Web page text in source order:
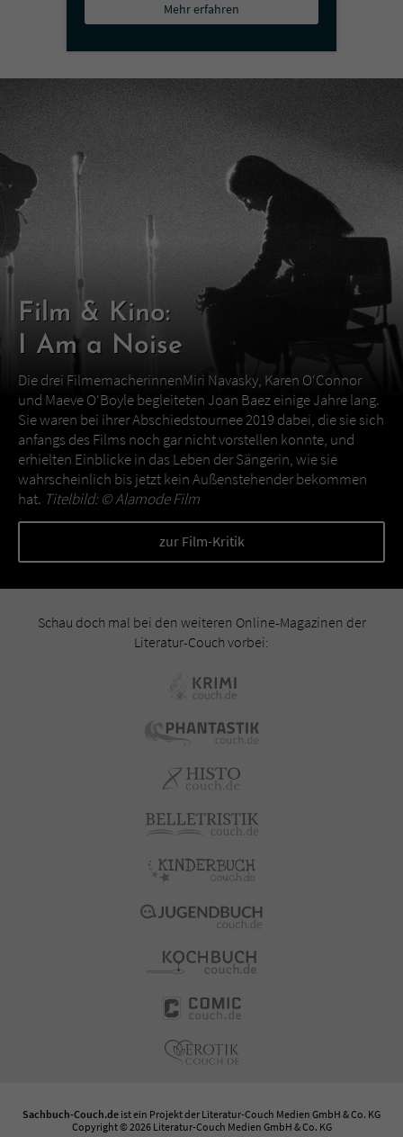
Mehr erfahren
Film & Kino:
I Am a Noise
Die drei FilmemacherinnenMiri Navasky, Karen O‘Connor
und Maeve O‘Boyle begleiteten Joan Baez einige Jahre lang.
Sie waren bei ihrer Abschiedstournee 2019 dabei, die sie sich
anfangs des Films noch gar nicht vorstellen konnte, und
erhielten Einblicke in das Leben der Sängerin, wie sie
wahrscheinlich bis jetzt kein Außenstehender bekommen
hat. Titelbild: ©Alamode Film
zur Film-Kritik
Schau doch mal bei den weiteren Online-Magazinen der
Literatur-Couch vorbei:
Sachbuch-Couch.de ist ein Projekt der Literatur-Couch Medien GmbH & Co. KG
Copyright © 2026 Literatur-Couch Medien GmbH & Co. KG